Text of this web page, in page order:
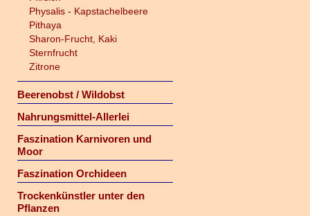
Physalis - Kapstachelbeere
Pithaya
Sharon-Frucht, Kaki
Sternfrucht
Zitrone
Beerenobst / Wildobst
Nahrungsmittel-Allerlei
Faszination Karnivoren und
Moor
Faszination Orchideen
Trockenkünstler unter den
Pflanzen